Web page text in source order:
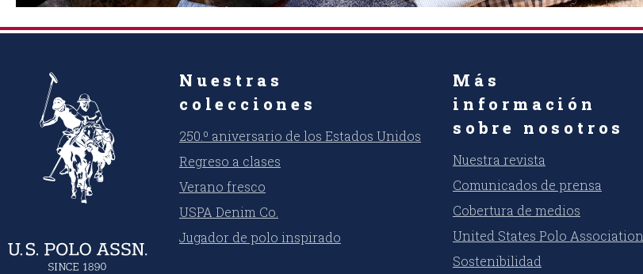
Nuestras
colecciones
250.º aniversario de los Estados Unidos
Regreso a clases
Verano fresco
USPA Denim Co.
Jugador de polo inspirado
Más
información
sobre nosotros
Nuestra revista
Comunicados de prensa
Cobertura de medios
United States Polo Association
Sostenibilidad